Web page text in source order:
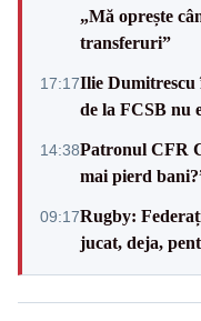
„Mă oprește
transferuri”
17:17Ilie Dumitrescu
de la FCSB nu
14:38Patronul CFR
mai pierd
09:17Rugby:
jucat, deja,